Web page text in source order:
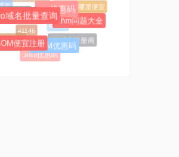
#1045
#1146
.AL域名哪里便宜
.AL域名注册商
.asia优惠码
优惠码
名
.chm问题大全
.COM优惠码
便宜注册
优惠码 .co优惠码
域名批量查询